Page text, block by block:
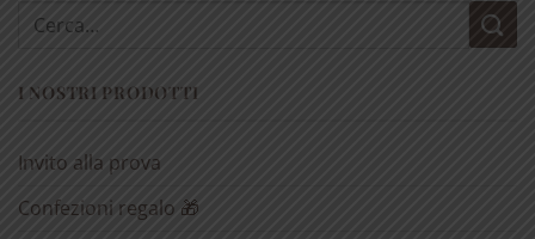
Cerca:
I NOSTRI PRODOTTI
Invito alla prova
Confezioni regalo 🎁